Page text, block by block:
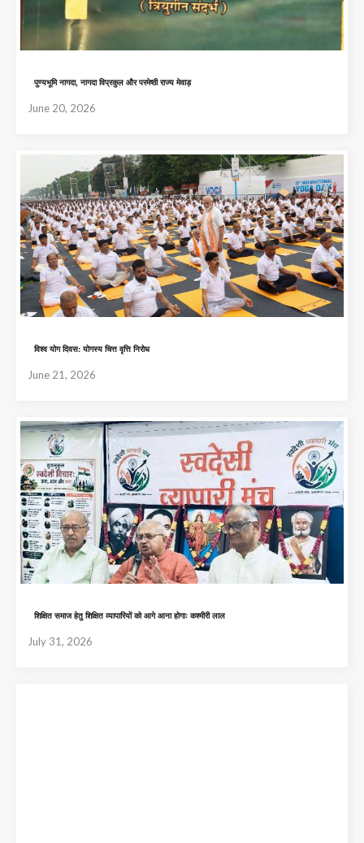
पुण्यभूमि नागदा, नागदा विप्रकुल और परमेष्ठी राज्य मेवाड़
June 20, 2026
विश्व योग दिवस: योगस्य चित्त वृत्ति निरोध
June 21, 2026
शिक्षित समाज हेतु शिक्षित व्यापारियों को आगे आना होगाः कश्मीरी लाल
July 31, 2026